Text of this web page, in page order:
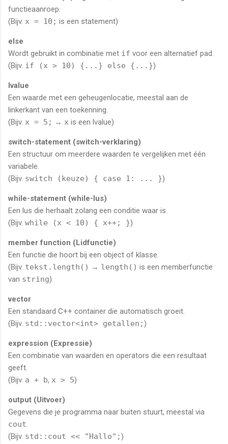
functieaanroep.
(Bijv. x = 10; is een statement)
else
Wordt gebruikt in combinatie met if voor een alternatief pad.
(Bijv. if (x > 10) {...} else {...})
lvalue
Een waarde met een geheugenlocatie, meestal aan de
linkerkant van een toekenning.
(Bijv. x = 5; → x is een lvalue)
switch-statement (switch-verklaring)
Een structuur om meerdere waarden te vergelijken met één
variabele.
(Bijv. switch (keuze) { case 1: ... })
while-statement (while-lus)
Een lus die herhaalt zolang een conditie waar is.
(Bijv. while (x < 10) { x++; })
member function (Lidfunctie)
Een functie die hoort bij een object of klasse.
(Bijv. tekst.length() → length() is een memberfunctie
van string)
vector
Een standaard C++ container die automatisch groeit.
(Bijv. std::vector<int> getallen;)
expression (Expressie)
Een combinatie van waarden en operators die een resultaat
geeft.
(Bijv. a + b, x > 5)
output (Uitvoer)
Gegevens die je programma naar buiten stuurt, meestal via
cout
(Bijv. std::cout << "Hallo";)